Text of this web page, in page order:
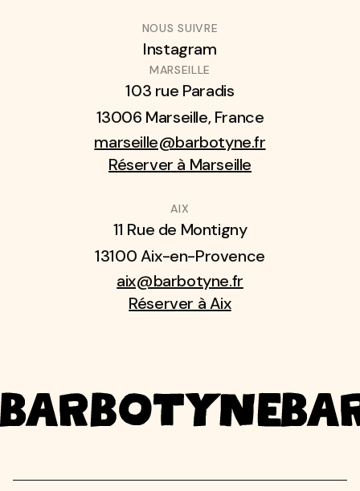
NOUS SUIVRE
Instagram
MARSEILLE
103 rue Paradis
13006 Marseille, France
marseille@barbotyne.fr
Réserver à Marseille
AIX
11 Rue de Montigny
13100 Aix-en-Provence
aix@barbotyne.fr
Réserver à Aix